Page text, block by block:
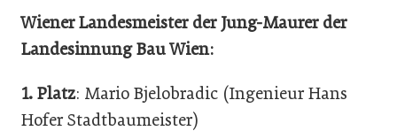
Wiener Landesmeister der Jung-Maurer der
Landesinnung Bau Wien:
1. Platz: Mario Bjelobradic (Ingenieur Hans
Hofer Stadtbaumeister)